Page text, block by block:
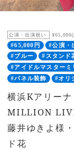
公演・出演祝い
#65,000円 #公演・
#ブルー
#スタンド
#アイドルマスターミ
#パネル装飾
#オリ
横浜Kアリー
MILLION
藤井ゆきよ様
ド花